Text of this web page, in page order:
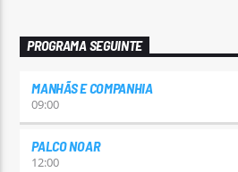
PROGRAMA SEGUINTE
MANHÃS E COMPANHIA
09:00
PALCO NOAR
12:00